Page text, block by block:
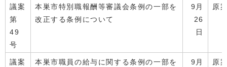
議案
第
49
号
本巣市特別職報酬等審議会条例の一部を
改正する条例について
9月
26
日
原
議案
本巣市職員の給与に関する条例の一部を
9月
原